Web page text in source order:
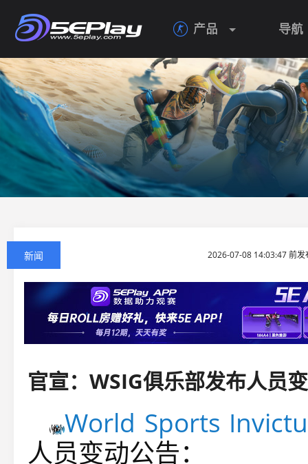
 产品 导航
新闻 2026-07-08 14:03:47 前
World Sports
人员变动公告：